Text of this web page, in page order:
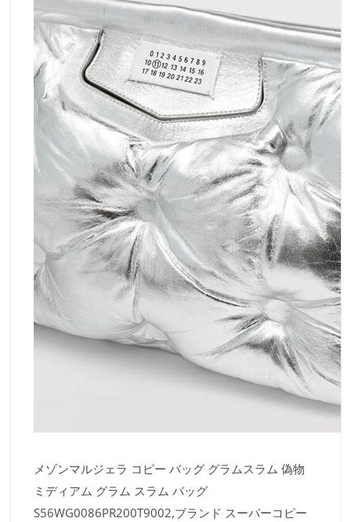
メゾンマルジェラ コピー バッグ グラムスラム 偽物
ミディアム グラム スラム バッグ
S56WG0086PR200T9002,ブランド スーパーコピー